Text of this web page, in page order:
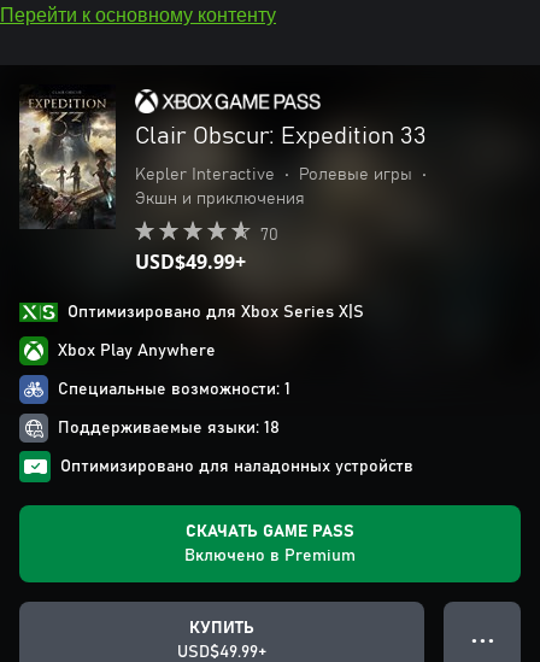
Перейти к основному контенту
Clair Obscur: Expedition 33
Kepler Interactive • Ролевые игры
•
Экшн и приключения
70
USD$49.99+
Оптимизировано для Xbox Series X|S
Xbox Play Anywhere
Специальные возможности: 1
Поддерживаемые языки: 18
Оптимизировано для наладонных устройств
СКАЧАТЬ GAME PASS
Включено в Premium
КУПИТЬ
USD$49.99+
● ● ●